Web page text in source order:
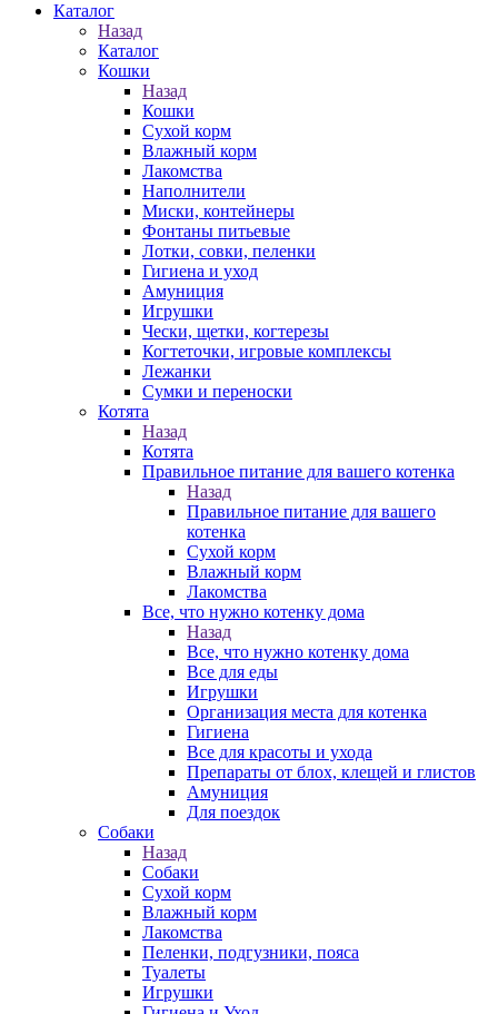
Каталог
Назад
Каталог
Кошки
Назад
Кошки
Сухой корм
Влажный корм
Лакомства
Наполнители
Миски, контейнеры
Фонтаны питьевые
Лотки, совки, пеленки
Гигиена и уход
Амуниция
Игрушки
Чески, щетки, когтерезы
Когтеточки, игровые комплексы
Лежанки
Сумки и переноски
Котята
Назад
Котята
Правильное питание для вашего котенка
Назад
Правильное питание для вашего
котенка
Сухой корм
Влажный корм
Лакомства
Все, что нужно котенку дома
Назад
Все, что нужно котенку дома
Все для еды
Игрушки
Организация места для котенка
Гигиена
Все для красоты и ухода
Препараты от блох, клещей и глистов
Амуниция
Для поездок
Собаки
Назад
Собаки
Сухой корм
Влажный корм
Лакомства
Пеленки, подгузники, пояса
Туалеты
Игрушки